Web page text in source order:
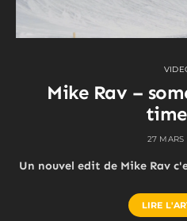
Mike Rav –
27 MARS
Un nouvel edit de Mike Rav
LIRE